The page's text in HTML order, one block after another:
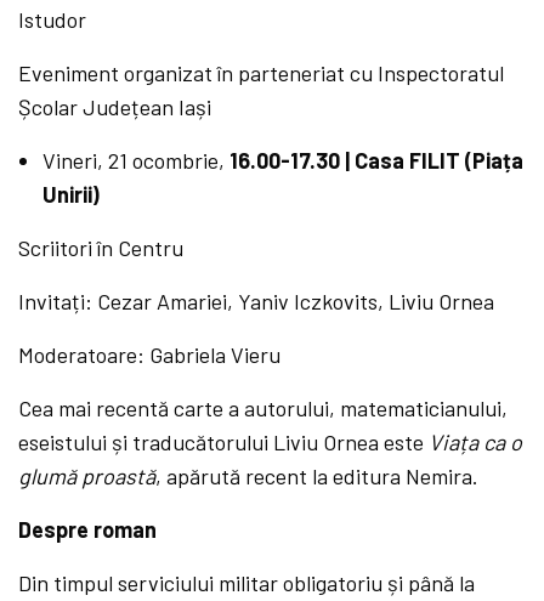
Istudor
Eveniment organizat în parteneriat cu Inspectoratul
Școlar Județean Iași
Vineri, 21 ocombrie, 16.00-17.30 | Casa FILIT (Piața
Unirii)
Scriitori în Centru
Invitați: Cezar Amariei, Yaniv Iczkovits, Liviu Ornea
Moderatoare: Gabriela Vieru
Cea mai recentă carte a autorului, matematicianului,
eseistului și traducătorului Liviu Ornea este Viața ca o
glumă proastă, apărută recent la editura Nemira.
Despre roman
Din timpul serviciului militar obligatoriu și până la